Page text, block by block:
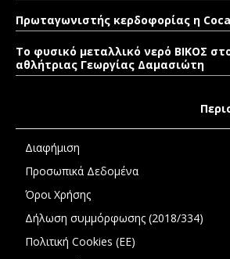
Πρωταγωνιστής κερδοφορίας η Coca
Το φυσικό μεταλλικό νερό ΒΙΚΟΣ
αθλήτριας Γεωργίας Δαμασιώτη
Διαφήμιση
Προσωπικά Δεδομένα
Όροι Χρήσης
Δήλωση συμμόρφωσης (2018/334)
Πολιτική Cookies (ΕΕ)